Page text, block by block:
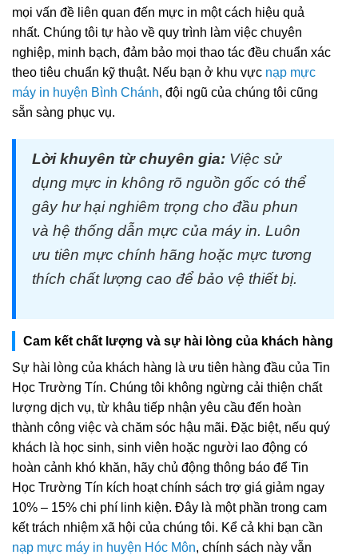
mọi vấn đề liên quan đến mực in một cách hiệu quả
nhất. Chúng tôi tự hào về quy trình làm việc chuyên
nghiệp, minh bạch, đảm bảo mọi thao tác đều chuẩn xác
theo tiêu chuẩn kỹ thuật. Nếu bạn ở khu vực nạp mực
máy in huyện Bình Chánh, đội ngũ của chúng tôi cũng
sẵn sàng phục vụ.
Lời khuyên từ chuyên gia: Việc sử
dụng mực in không rõ nguồn gốc có thể
gây hư hại nghiêm trọng cho đầu phun
và hệ thống dẫn mực của máy in. Luôn
ưu tiên mực chính hãng hoặc mực tương
thích chất lượng cao để bảo vệ thiết bị.
Cam kết chất lượng và sự hài lòng của khách hàng
Sự hài lòng của khách hàng là ưu tiên hàng đầu của Tin
Học Trường Tín. Chúng tôi không ngừng cải thiện chất
lượng dịch vụ, từ khâu tiếp nhận yêu cầu đến hoàn
thành công việc và chăm sóc hậu mãi. Đặc biệt, nếu quý
khách là học sinh, sinh viên hoặc người lao động có
hoàn cảnh khó khăn, hãy chủ động thông báo để Tin
Học Trường Tín kích hoạt chính sách trợ giá giảm ngay
10% – 15% chi phí linh kiện. Đây là một phần trong cam
kết trách nhiệm xã hội của chúng tôi. Kể cả khi bạn cần
nạp mực máy in huyện Hóc Môn, chính sách này vẫn